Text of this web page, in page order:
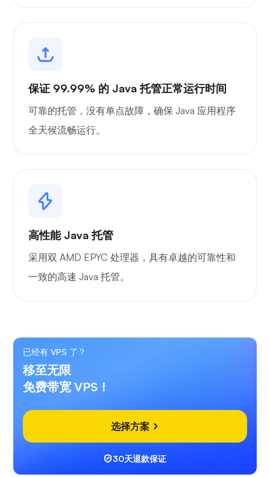
保证 99.99% 的 Java 托管正常运行时间
可靠的托管，没有单点故障，确保 Java 应用程序
全天候流畅运行。
高性能 Java 托管
采用双 AMD EPYC 处理器，具有卓越的可靠性和
一致的高速 Java 托管。
已经有 VPS 了？
移至无限
免费带宽 VPS！
选择方案
30天退款保证